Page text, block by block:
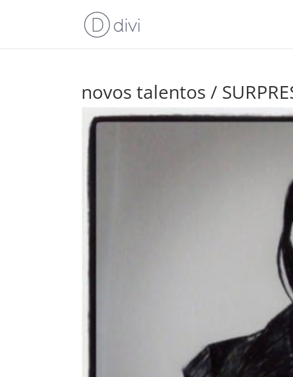
novos talentos /